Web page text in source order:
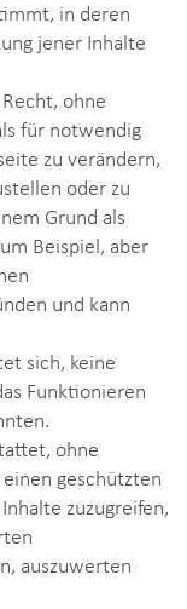
in deren
jener Inhalte
ohne
für notwendig
zu verändern,
oder zu
Grund als
Beispiel, aber
und kann
sich, keine
Funktionieren
ohne
geschützten
zuzugreifen,
auszuwerten